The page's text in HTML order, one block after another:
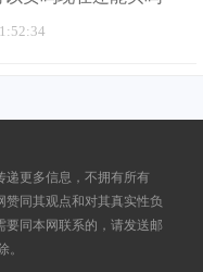
递更多信息，不拥有所有
赞同其观点和对其真实性负
要同本网联系的，请发送邮
。